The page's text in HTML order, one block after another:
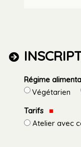
Régime
Végétarien
Tarifs
Atelier avec